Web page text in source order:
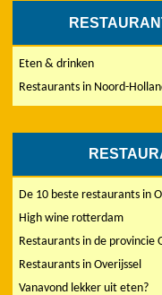
Eten & drinken
Restaurants in Noord-
De 10 beste restaurants in
High wine rotterdam
Restaurants in de provincie
Restaurants in Overijssel
Vanavond lekker uit eten?